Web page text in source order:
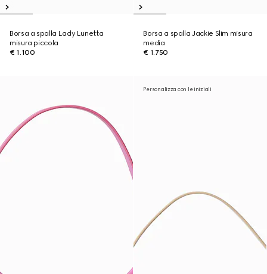
Borsa a spalla Lady Lunetta
misura piccola
€ 1.100
Borsa a spalla Jackie Slim misura
media
€ 1.750
Personalizza con le iniziali